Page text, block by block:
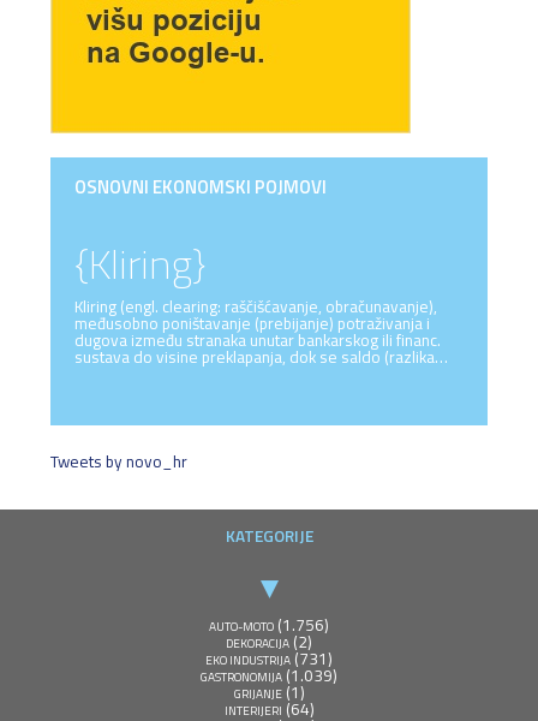
OSNOVNI EKONOMSKI POJMOVI
{Kliring}
Kliring (engl. clearing: raščišćavanje, obračunavanje),
međusobno poništavanje (prebijanje) potraživanja i
dugova između stranaka unutar bankarskog ili financ.
sustava do visine preklapanja, dok se saldo (razlika…
Tweets by novo_hr
KATEGORIJE
AUTO-MOTO (1.756)
DEKORACIJA (2)
EKO INDUSTRIJA (731)
GASTRONOMIJA (1.039)
GRIJANJE(1)
INTERIJERI (64)